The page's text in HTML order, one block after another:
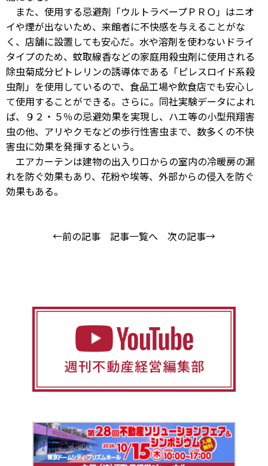
また、使用する忌避剤「ウルトラベープＰＲＯ」はニオ
イや煙が出ないため、来館者に不快感を与えることがな
く、店舗に設置しても安心だ。水や溶剤を使わないドライ
タイプのため、蚊取線香などの家庭用殺虫剤に使用される
除虫菊成分ピトレリンの誘導体である「ピレスロイド系殺
虫剤」を使用しているので、食品工場や飲食店でも安心し
て使用することができる。さらに。同社実験データによれ
ば、９２・５％の忌避効果を実現し、ハエ等の小型飛翔害
虫の他、アリやクモなどの歩行性害虫まで、数多くの不快
害虫に効果を発揮するという。
エアカーテンは建物の出入り口からの室内の冷暖房の漏
れを防ぐ効果もあり、花粉や埃等、外部からの侵入を防ぐ
効果もある。
←前の記事 記事一覧へ 次の記事→